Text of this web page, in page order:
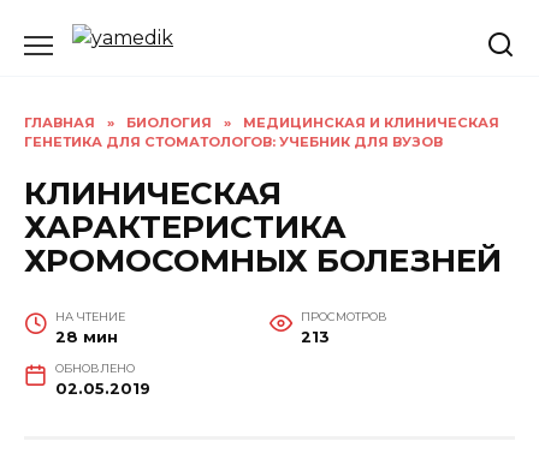
ГЛАВНАЯ » БИОЛОГИЯ »
МЕДИЦИНСКАЯ И КЛИНИЧЕСКАЯ
ГЕНЕТИКА ДЛЯ СТОМАТОЛОГОВ: УЧЕБНИК ДЛЯ ВУЗОВ
КЛИНИЧЕСКАЯ
ХАРАКТЕРИСТИКА
ХРОМОСОМНЫХ БОЛЕЗНЕЙ
НА ЧТЕНИЕ
28 мин
ПРОСМОТРОВ
213
ОБНОВЛЕНО
02.05.2019